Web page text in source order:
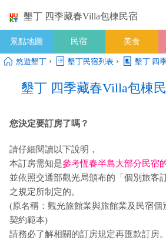
墾丁 四季藏春Villa包棟民宿
景點地圖 民宿 美食
悠遊墾丁 › 墾丁民宿列表 › 墾丁 四
墾丁 四季藏春Villa包棟
您決定要訂房了嗎？
請仔細閱讀以下說明，
本訂房需知是參考恆春半島大部分民宿
並依照交通部觀光局頒布的「個別旅客
之規定所制定的。
(原名稱：觀光旅館業與旅館業及民宿個
契約範本)
請務必了解相關的訂房規定再匯款訂房。